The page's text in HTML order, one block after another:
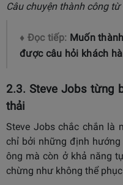
Câu chuyện thành công
♦ Đọc tiếp: Muốn
được câu hỏi khách
2.3. Steve Jobs từng
thải
Steve Jobs chắc chắn là
chỉ bởi những định
ông mà còn ở khả năng
chừng như không thể